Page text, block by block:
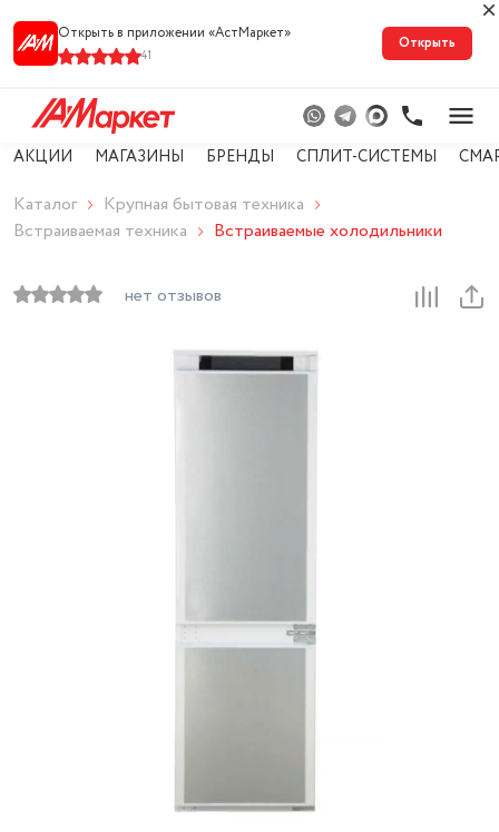
Открыть в приложении «АстМарке‪т‬»
41
Открыть
АКЦИИ МАГАЗИНЫ БРЕНДЫ СПЛИТ-СИСТЕМЫ
Каталог
Крупная бытовая техника
Встраиваемая техника
Встраиваемые холодильники
нет отзывов